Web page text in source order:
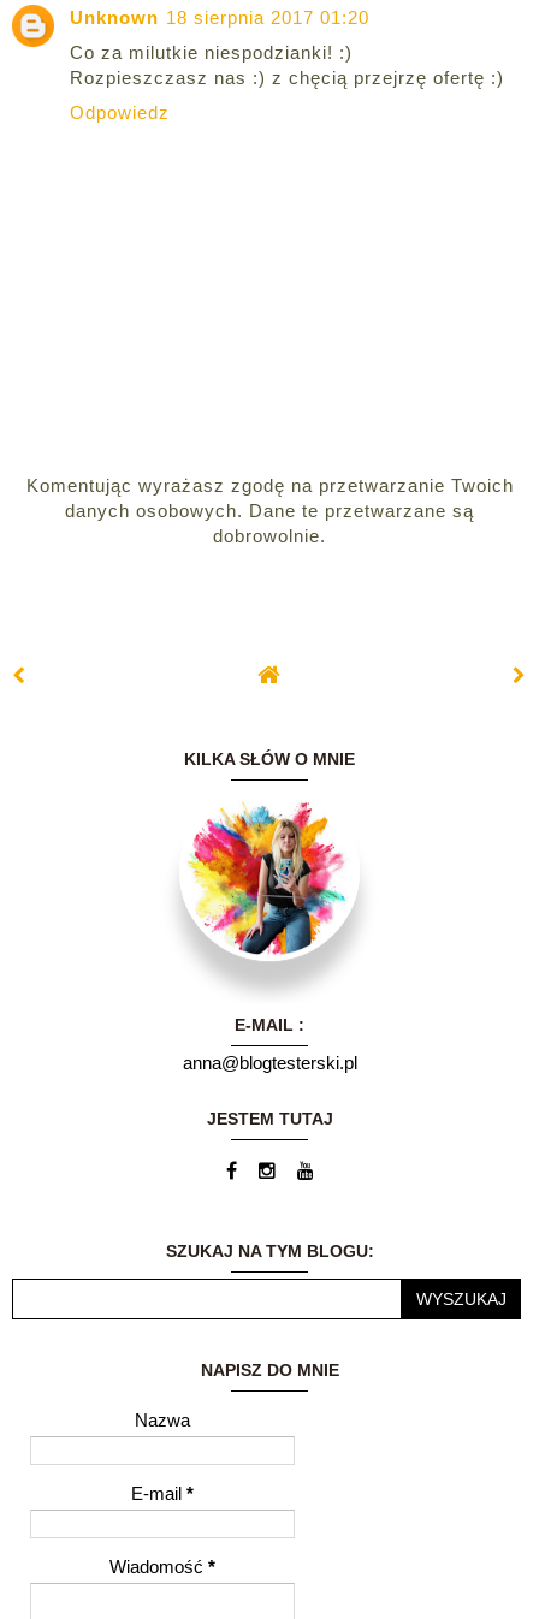
Unknown 18 sierpnia 2017 01:20
Co za milutkie niespodzianki! :)
Rozpieszczasz nas :) z chęcią przejrzę ofertę :)
Odpowiedz
Komentując wyrażasz zgodę na przetwarzanie Twoich
danych osobowych. Dane te przetwarzane są
dobrowolnie.
KILKA SŁÓW O MNIE
Witam serdecznie.
mam 30 lat.Kiedyś
myślałam, że
prowadzenie bloga
dodatkowym
pasją. Możliwość
innymi ludźmi to dla
mnie ogromne
E-MAIL :
anna@blogtesterski.pl
JESTEM TUTAJ
SZUKAJ NA TYM BLOGU:
NAPISZ DO MNIE
Nazwa
E-mail *
Wiadomość *